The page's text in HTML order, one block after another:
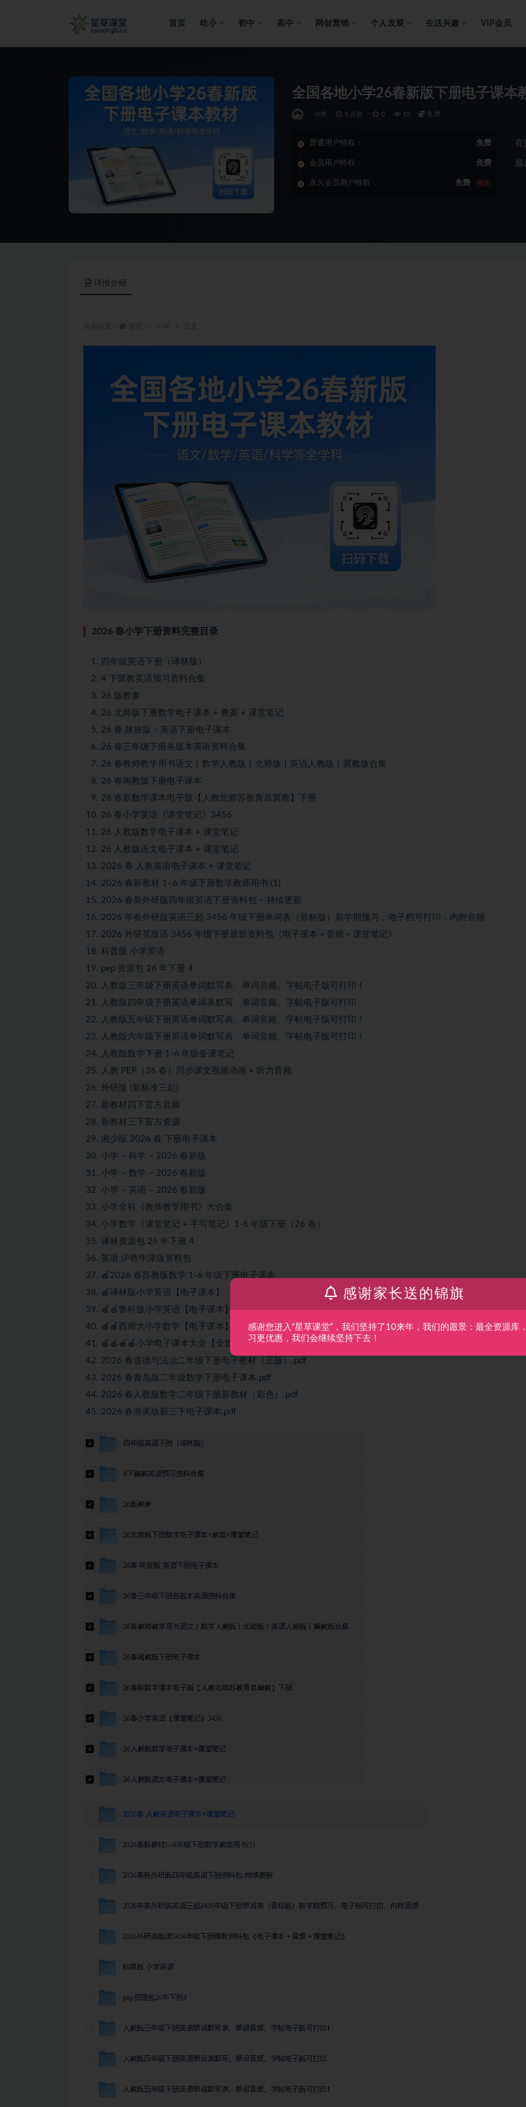
首页 幼小 初中 高中 网创营销 个人发展 生活兴趣 VIP会员
全国各地小学26春新版下册电子课本
小学 5 月前 0 10 免费
普通用户特权： 免费
会员用户特权： 免费
永久会员用户特权： 免费 推荐
有
最
详情介绍
2026 春小学下册资料完整目录
四年级英语下册（译林版）
4 下冀教英语预习资料合集
26 版教参
26 北师版下册数学电子课本 + 教案 + 课堂笔记
26 春 陕旅版・英语下册电子课本
26 春三年级下册各版本英语资料合集
26 春教师教学用书语文丨数学人教版丨北师版丨英语人教版丨冀教版合集
26 春闽教版下册电子课本
26 春新数学课本电子版【人教北师苏教青岛冀教】下册
26 春小学英语《课堂笔记》3456
26 人教版数学电子课本 + 课堂笔记
26 人教版语文电子课本 + 课堂笔记
2026 春 人教英语电子课本 + 课堂笔记
2026 春新教材 1–6 年级下册数学教师用书 (1)
2026 春新外研版四年级英语下册资料包 – 持续更新
2026 年春外研版英语三起 3456 年级下册单词表（音标版）新学期预习，电子档可打印，内附音频
2026 外研英版语 3456 年级下册最新资料包《电子课本＋音频＋课堂笔记》
科普版 小学英语
pep 资源包 26 年下册 4
人教版三年级下册英语单词默写表、单词音频、字帖电子版可打印！
人教版四年级下册英语单词表默写、单词音频、字帖电子版可打印
人教版五年级下册英语单词默写表、单词音频、字帖电子版可打印！
人教版六年级下册英语单词默写表、单词音频、字帖电子版可打印！
人教版数学下册 1-6 年级备课笔记
人教 PEP（26 春）同步课文视频动画 + 听力音频
外研版 (新标准三起)
新教材四下官方音频
新教材三下官方资源
湘少版 2026 春 下册电子课本
小学 – 科学 – 2026 春新版
小学 – 数学 – 2026 春新版
小学 – 英语 – 2026 春新版
小学全科《教师教学用书》大合集
小学数学《课堂笔记 + 手写笔记》1-6 年级下册（26 春）
译林资源包 26 年下册 4
英语 沪教牛津版资料包
🍎2026 春苏教版数学 1-6 年级下册电子课本
🍎译林版小学英语【电子课本】
🍎🍎鲁科版小学英语【电子课本】
🍎🍎西师大小学数学【电子课本】
🍎🍎🍎🍎小学电子课本大全【全套】全国各版本
2026 春道德与法治二年级下册电子教材（正版）.pdf
2026 春青岛版二年级数学下册电子课本.pdf
2026 春人教版数学二年级下册新教材（彩色）.pdf
2026 春浙美版新三下电子课本.pdf
感谢家长送的锦旗
感谢您进入“星草课堂”，我们坚持了10来年，我们的愿景：最全资源库
习更优惠，我们会继续坚持下去！